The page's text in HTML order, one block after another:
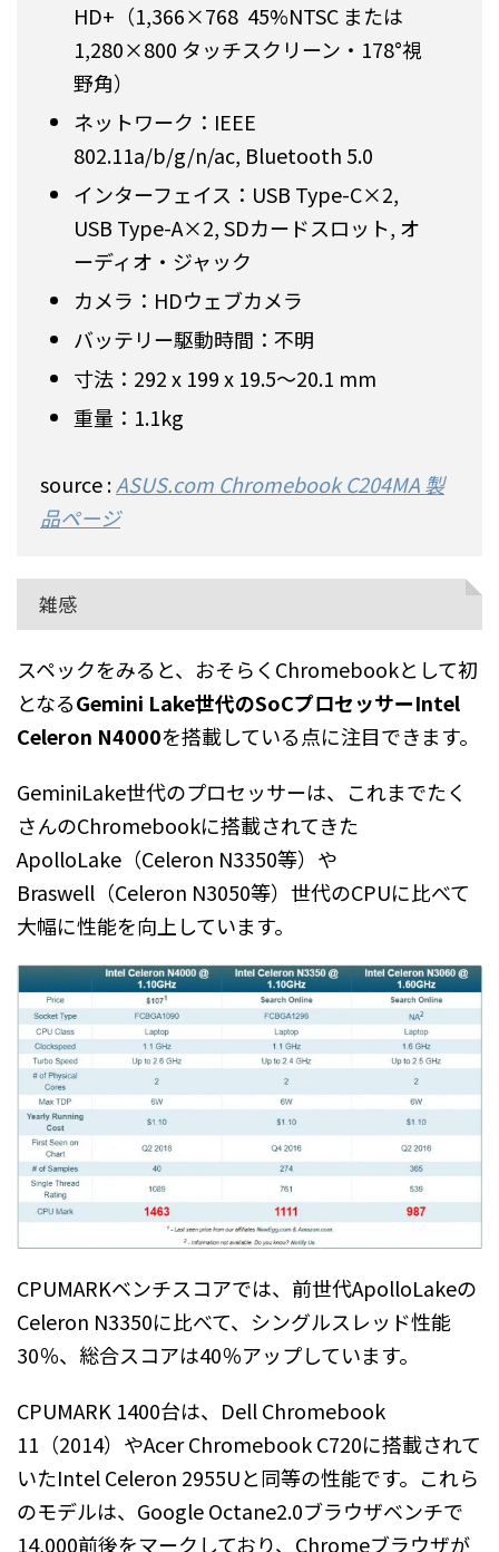
HD+（1,366×768 45%NTSC または
1,280×800 タッチスクリーン・178°視
野角）
ネットワーク：IEEE
802.11a/b/g/n/ac, Bluetooth 5.0
インターフェイス：USB Type-C×2,
USB Type-A×2, SDカードスロット, オ
ーディオ・ジャック
カメラ：HDウェブカメラ
バッテリー駆動時間：不明
寸法：292 x 199 x 19.5〜20.1 mm
重量：1.1kg
source :ASUS.com Chromebook C204MA製
品ページ
雑感
スペックをみると、おそらくChromebookとして初
となるGemini Lake世代のSoCプロセッサーIntel
Celeron N4000を搭載している点に注目できます。
GeminiLake世代のプロセッサーは、これまでたく
さんのChromebookに搭載されてきた
ApolloLake（Celeron N3350等）や
Braswell（Celeron N3050等）世代のCPUに比べて
大幅に性能を向上しています。
CPUMARKベンチスコアでは、前世代ApolloLakeの
Celeron N3350に比べて、シングルスレッド性能
30％、総合スコアは40％アップしています。
CPUMARK 1400台は、Dell Chromebook
11（2014）やAcer Chromebook C720に搭載されて
いたIntel Celeron 2955Uと同等の性能です。これら
のモデルは、Google Octane2.0ブラウザベンチで
14,000前後をマークしており、Chromeブラウザが